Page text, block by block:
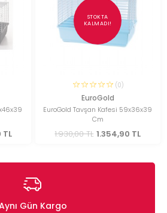
TL
STOKTA
KALMADI!
(0)
EuroGold
EuroGold Tavşan Kafesi 59x36x39
Cm
1.930,00 TL 1.354,90 TL
Gün Kargo